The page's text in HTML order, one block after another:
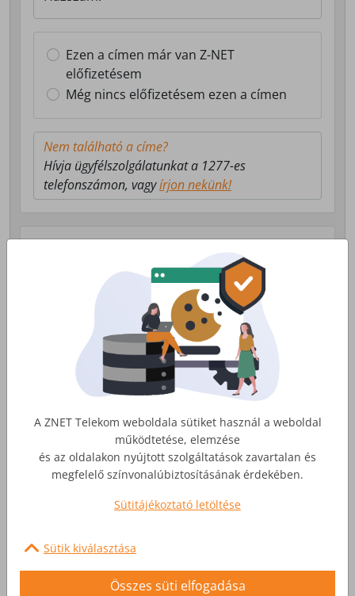
Ezen a címen már van Z-NET
előfizetésem
Még nincs előfizetésem ezen a címen
Nem található a címe?
Hívja ügyfélszolgálatunkat a 1277-es
telefonszámon, vagyírjon nekünk!
Válasszon milyen szolgáltatás érdekli!
Lakossági Internet
Otthoni internet, telefon és tv
szolgáltatás
Üzleti Internet
Nagyobb igényekre, egyedi
Érdekel
A ZNET Telekom weboldala sütiket használ a weboldal
működtetése, elemzése
és az oldalakon nyújtott szolgáltatások zavartalan és
megfelelő színvonalúbiztosításának érdekében.
Sütitájékoztató letöltése
Sütik kiválasztása
Összes süti elfogadása